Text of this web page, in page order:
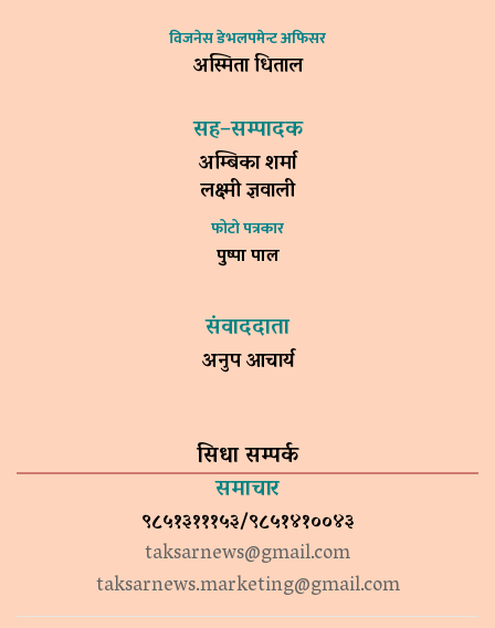
विजनेस डेभलपमेन्ट अफिसर
अस्मिता धिताल
सह–सम्पादक
अम्बिका शर्मा
लक्ष्मी ज्ञवाली
फोटो पत्रकार
पुष्पा पाल
संवाददाता
अनुप आचार्य
सिधा सम्पर्क
समाचार
९८५१३१११५३/९८५१४१००४३
taksarnews@gmail.com
taksarnews.marketing@gmail.com